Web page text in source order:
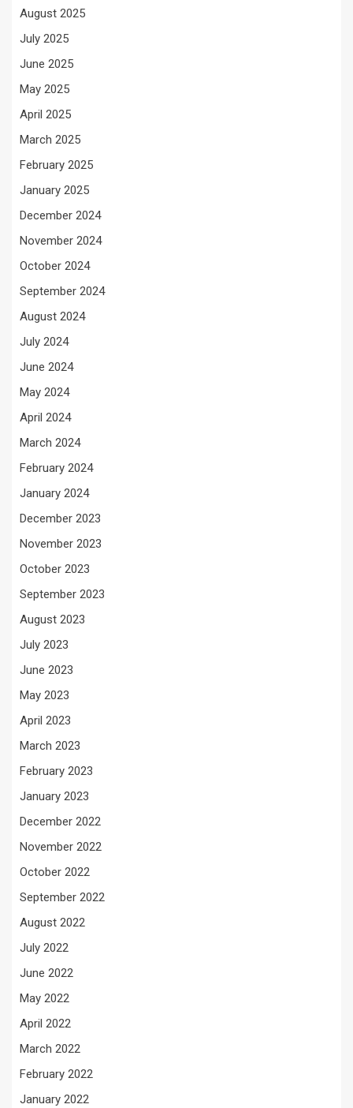
August 2025
July 2025
June 2025
May 2025
April 2025
March 2025
February 2025
January 2025
December 2024
November 2024
October 2024
September 2024
August 2024
July 2024
June 2024
May 2024
April 2024
March 2024
February 2024
January 2024
December 2023
November 2023
October 2023
September 2023
August 2023
July 2023
June 2023
May 2023
April 2023
March 2023
February 2023
January 2023
December 2022
November 2022
October 2022
September 2022
August 2022
July 2022
June 2022
May 2022
April 2022
March 2022
February 2022
January 2022